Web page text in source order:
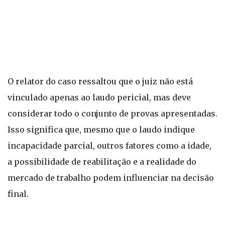
O relator do caso ressaltou que o juiz não está
vinculado apenas ao laudo pericial, mas deve
considerar todo o conjunto de provas apresentadas.
Isso significa que, mesmo que o laudo indique
incapacidade parcial, outros fatores como a idade,
a possibilidade de reabilitação e a realidade do
mercado de trabalho podem influenciar na decisão
final.